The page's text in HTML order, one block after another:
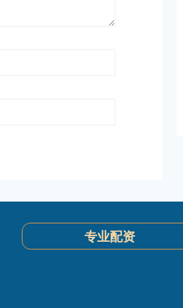
专业配资